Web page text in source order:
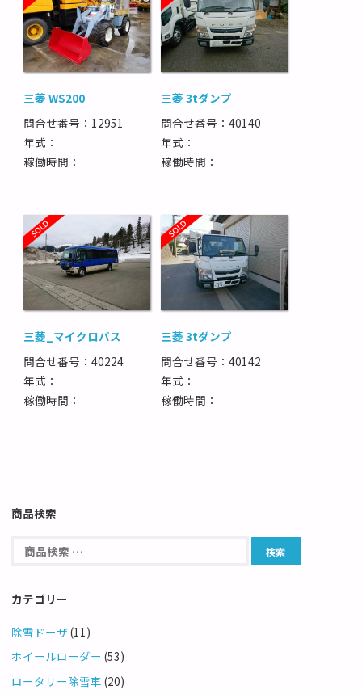
三菱 WS200
問合せ番号：12951
年式：
稼働時間：
三菱 3tダンプ
問合せ番号：40140
年式：
稼働時間：
三菱_マイクロバス
問合せ番号：40224
年式：
稼働時間：
三菱 3tダンプ
問合せ番号：40142
年式：
稼働時間：
商品検索
カテゴリー
除雪ドーザ(11)
ホイールローダー (53)
ロータリー除雪車 (20)